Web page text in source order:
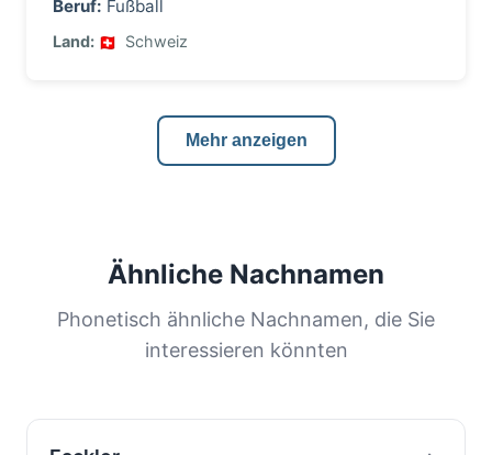
Beruf: Fußball
Land: Schweiz
Mehr anzeigen
Ähnliche Nachnamen
Phonetisch ähnliche Nachnamen, die Sie
interessieren könnten